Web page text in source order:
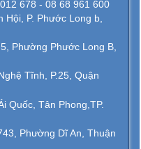
678 - 08 68 961 600
P. Phước Long b,
Phường Phước Long B,
Tĩnh, P.25, Quận
Quốc, Tân Phong,TP.
Phường Dĩ An, Thuận